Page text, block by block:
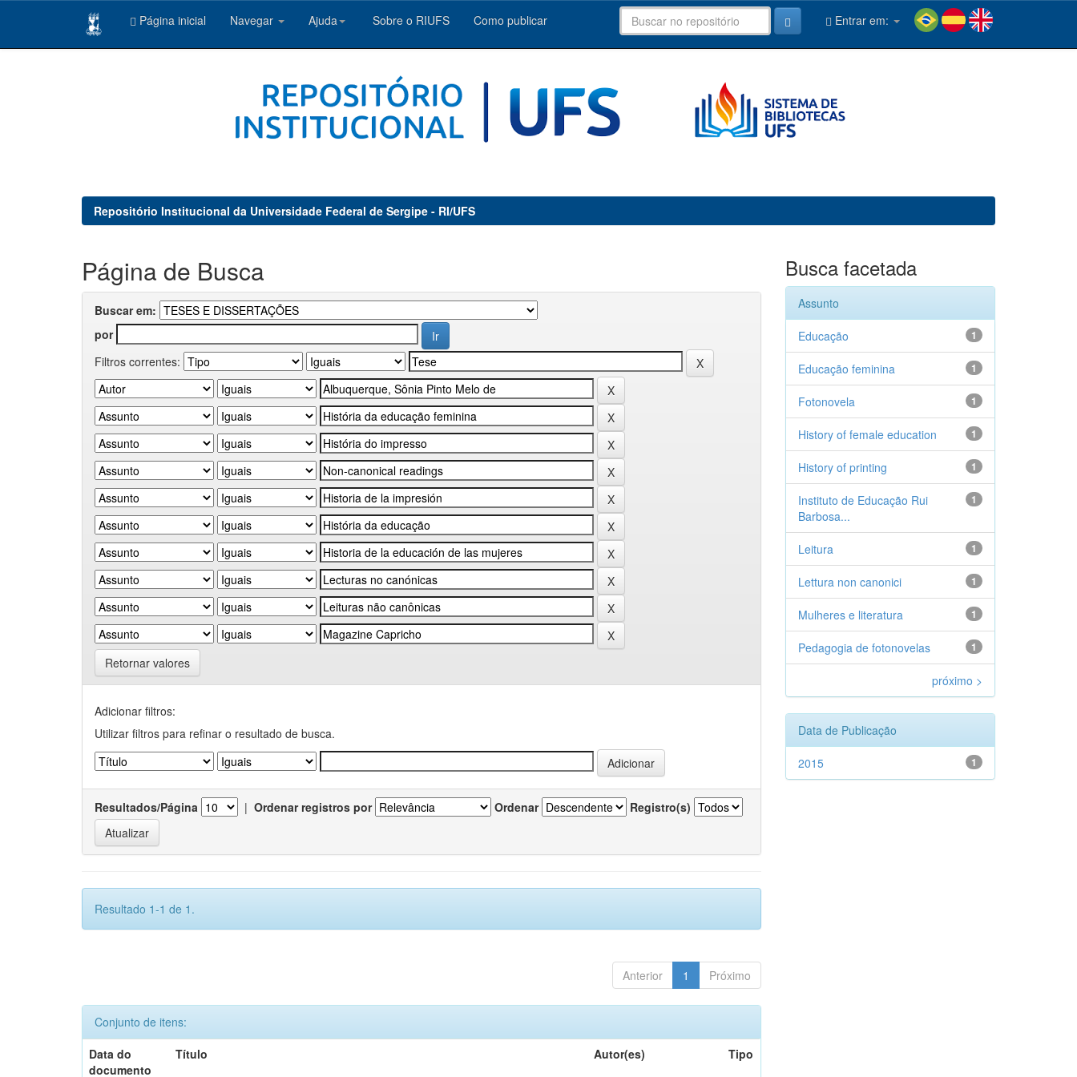
Página inicial Navegar Ajuda Sobre o RIUFS Como publicar Entrar em:
Repositório Institucional da Universidade Federal de Sergipe - RI/UFS
Página de Busca
Buscar em:
por
Filtros correntes:
Retornar valores
Adicionar filtros:
Utilizar filtros para refinar o resultado de busca.
Resultados/Página | Ordenar registros por Ordenar Registro(s)
Resultado 1-1 de 1.
Anterior 1 Próximo
Conjunto de itens:
Data do
documento
Título Autor(es) Tipo
Busca facetada
Assunto
1
Educação
1
Educação feminina
1
Fotonovela
1
History of female education
1
History of printing
1
Instituto de Educação Rui
Barbosa...
1
Leitura
1
Lettura non canonici
1
Mulheres e literatura
1
Pedagogia de fotonovelas
próximo >
Data de Publicação
1
2015